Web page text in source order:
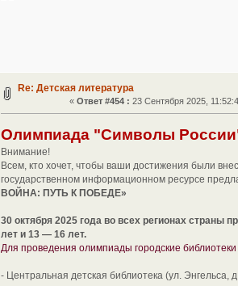
Re: Детская литература
«Ответ #454 : 23 Сентября 2025,
Олимпиада "Символы
Внимание!
Всем, кто хочет, чтобы ваши достижения были
государственном информационном ресурсе
ВОЙНА: ПУТЬ К ПОБЕДЕ»
30 октября 2025 года во всех регионах страны
лет и 13 — 16 лет.
Для проведения олимпиады городские
- Центральная детская библиотека (ул. Энгельса,